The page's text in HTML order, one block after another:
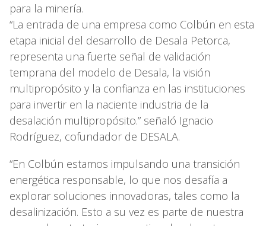
para la minería.
“La entrada de una empresa como Colbún en esta
etapa inicial del desarrollo de Desala Petorca,
representa una fuerte señal de validación
temprana del modelo de Desala, la visión
multipropósito y la confianza en las instituciones
para invertir en la naciente industria de la
desalación multipropósito.” señaló Ignacio
Rodríguez, cofundador de DESALA.
“En Colbún estamos impulsando una transición
energética responsable, lo que nos desafía a
explorar soluciones innovadoras, tales como la
desalinización. Esto a su vez es parte de nuestra